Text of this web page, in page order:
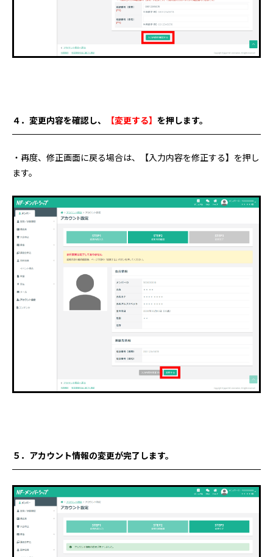
４．変更内容を確認し、 【変更する】 を押します。
・再度、修正画面に戻る場合は、【入力内容を修正する】を押し
ます。
５．アカウント情報の変更が完了 します。